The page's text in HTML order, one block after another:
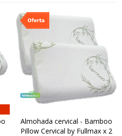
Almohada cervical - Bamboo
Pillow Cervical by Fullmax x 2